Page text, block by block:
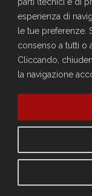
esperienza di
le tue preferenze.
consenso a tutti o
Cliccando,
la navigazione
Scopri come fare
Sei già socio?
Compila il form